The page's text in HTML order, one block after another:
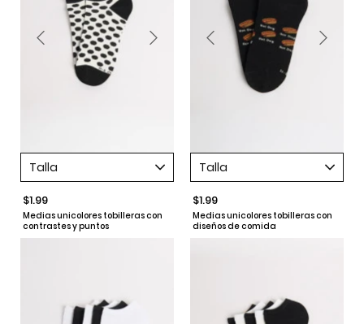
Talla
$1.99
Medias unicolores tobilleras con
contrastes y puntos
Talla
$1.99
Medias unicolores tobilleras con
diseños de comida